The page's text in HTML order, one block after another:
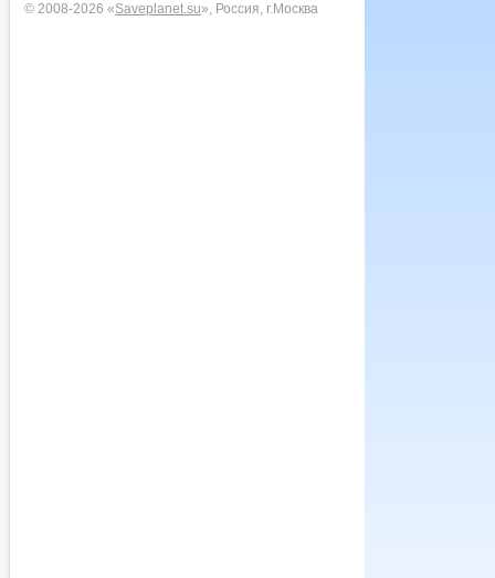
© 2008-2026 «Saveplanet.su», Россия, г.Москва